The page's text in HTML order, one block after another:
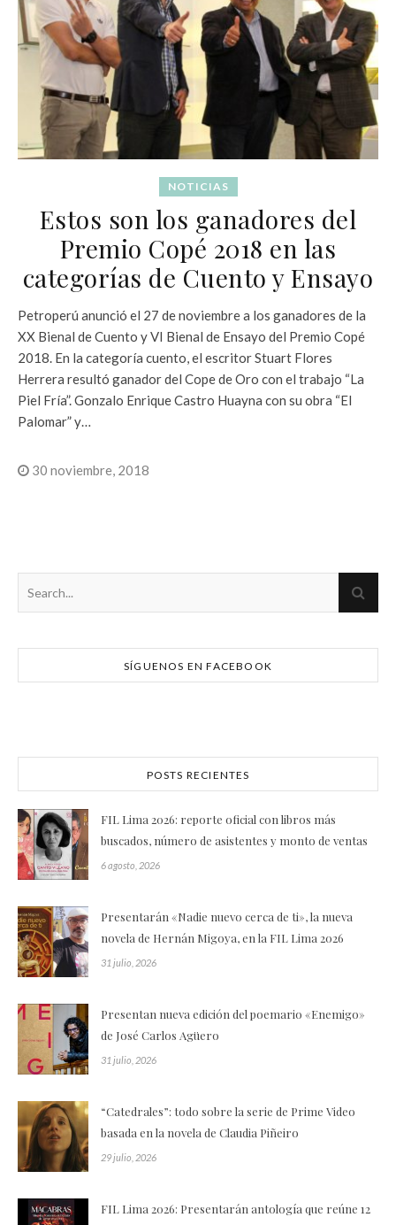
NOTICIAS
Estos son los ganadores del
Premio Copé 2018 en las
categorías de Cuento y Ensayo
Petroperú anunció el 27 de noviembre a los ganadores de la
XX Bienal de Cuento y VI Bienal de Ensayo del Premio Copé
2018. En la categoría cuento, el escritor Stuart Flores
Herrera resultó ganador del Cope de Oro con el trabajo “La
Piel Fría”. Gonzalo Enrique Castro Huayna con su obra “El
Palomar” y…
30 noviembre, 2018
SÍGUENOS EN FACEBOOK
POSTS RECIENTES
FIL Lima 2026: reporte oficial con libros más
buscados, número de asistentes y monto de ventas
6 agosto, 2026
Presentarán «Nadie nuevo cerca de ti», la nueva
novela de Hernán Migoya, en la FIL Lima 2026
31 julio, 2026
Presentan nueva edición del poemario «Enemigo»
de José Carlos Agüero
31 julio, 2026
“Catedrales”: todo sobre la serie de Prime Video
basada en la novela de Claudia Piñeiro
29 julio, 2026
FIL Lima 2026: Presentarán antología que reúne 12